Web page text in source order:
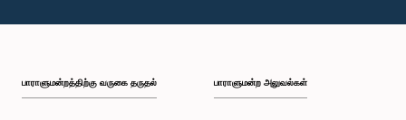
பாராளுமன்றத்திற்கு வருகை தருதல் பாராளுமன்ற அலுவல்கள்